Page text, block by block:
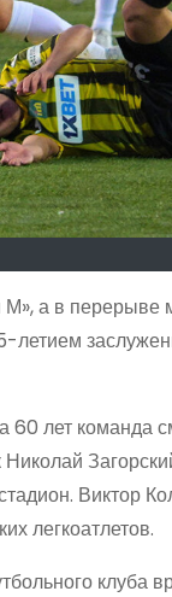
а в перерыве
60 лет команда
Виктор
легкоатлетов.
клуба